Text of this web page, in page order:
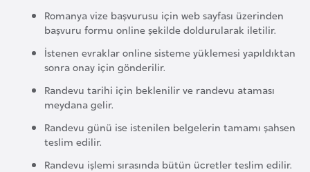
Romanya vize başvurusu için web sayfası üzerinden
başvuru formu online şekilde doldurularak iletilir.
İstenen evraklar online sisteme yüklemesi yapıldıktan
sonra onay için gönderilir.
Randevu tarihi için beklenilir ve randevu ataması
meydana gelir.
Randevu günü ise istenilen belgelerin tamamı şahsen
teslim edilir.
Randevu işlemi sırasında bütün ücretler teslim edilir.